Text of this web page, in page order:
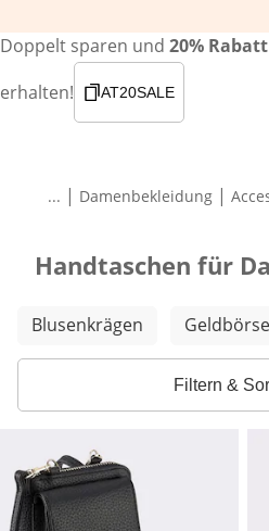
Doppelt sparen und 20%
erhalten!
AT20SALE
... | Damenbekleidung |
Handtaschen für
Weitere Kategorien
Blusenkrägen
Filtern &